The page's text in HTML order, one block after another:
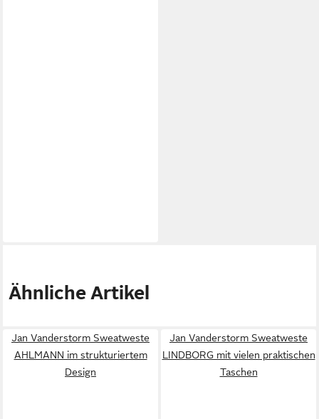
Ähnliche Artikel
Jan Vanderstorm Sweatweste
AHLMANN im strukturiertem
Design
Jan Vanderstorm Sweatweste
LINDBORG mit vielen praktischen
Taschen